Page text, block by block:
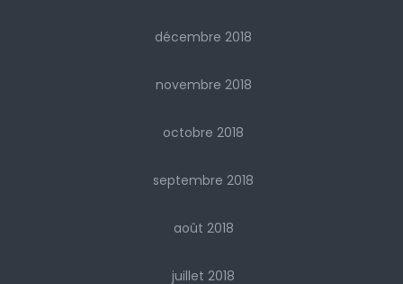
décembre 2018
novembre 2018
octobre 2018
septembre 2018
août 2018
juillet 2018